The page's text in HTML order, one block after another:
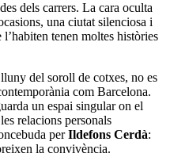
dels carrers. La cara oculta
una ciutat silenciosa i
tenen moltes històries
del soroll de cotxes, no es
com Barcelona.
un espai singular on el
relacions personals
perIldefons Cerdà:
la convivència.